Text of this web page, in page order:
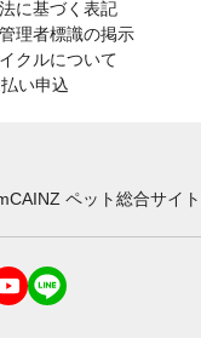
に基づく表記
理者標識の掲示
クルについて
い申込
CAINZ ペット総合サイト